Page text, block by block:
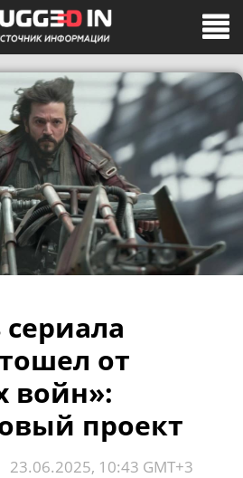
от
войн»:
проект
23.06.2025, 10:43 GMT+3